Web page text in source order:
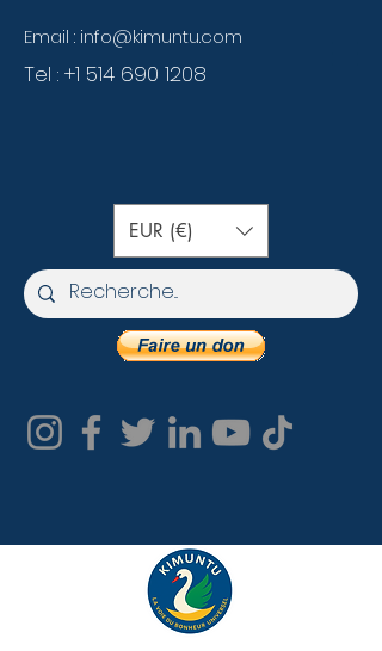
Email : info@kimuntu.com
Tel : +1 514 690 1208
EUR (€)